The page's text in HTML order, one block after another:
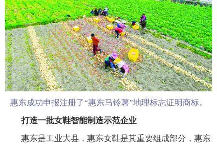
惠东成功申报注册了“惠东马铃薯”地理标志证明商标。
打造一批女鞋智能制造示范企业
惠东是工业大县，惠东女鞋是其重要组成部分，惠东